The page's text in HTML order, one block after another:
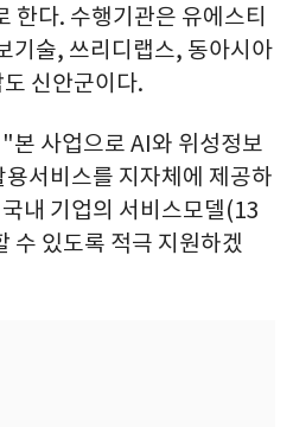
한다. 수행기관은 유에스티
기술, 쓰리디랩스, 동아시아
신안군이다.
본 사업으로 AI와 위성정보
서비스를 지자체에 제공하
내 기업의 서비스모델(13
수 있도록 적극 지원하겠